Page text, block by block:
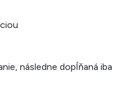
následne dopĺňaná iba